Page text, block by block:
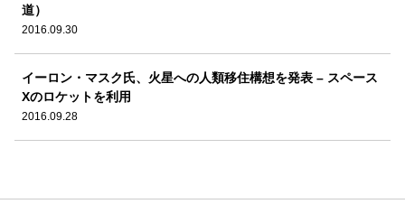
道）
2016.09.30
イーロン・マスク氏、火星への人類移住構想を発表 – スペース
Xのロケットを利用
2016.09.28